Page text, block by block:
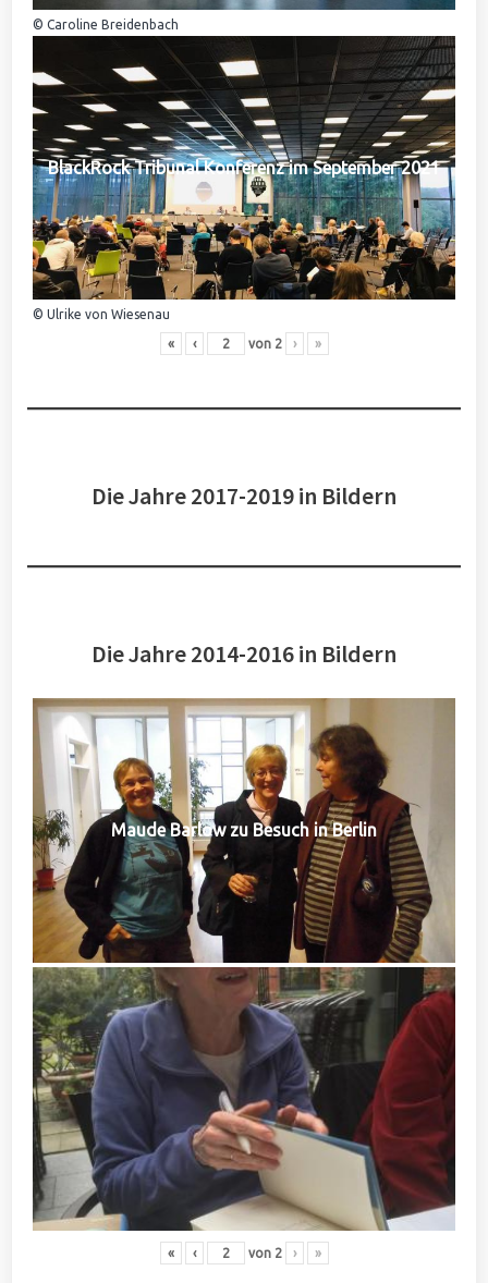
© Caroline Breidenbach
BlackRock Tribunal Konferenz im September 2021
© Ulrike von Wiesenau
« ‹ von 2 › »
Die Jahre 2017-2019 in Bildern
Die Jahre 2014-2016 in Bildern
Maude Barlow zu Besuch in Berlin
« ‹ von 2 › »